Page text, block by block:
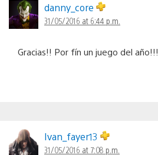
danny_core
31/05/2016 at 6:44 p.m.
Gracias!! Por fín un juego del año!!!
Ivan_fayer13
31/05/2016 at 7:08 p.m.